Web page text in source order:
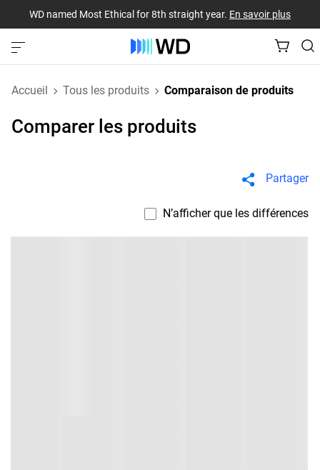
WD named Most Ethical for 8th straight year. En savoir plus
Accueil Tous les produits Comparaison de produits
Comparer les produits
Partager
N’afficher que les différences